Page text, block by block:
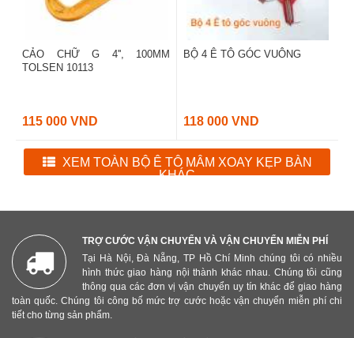
CẢO CHỮ G 4'', 100MM
TOLSEN 10113
115 000 VND
BỘ 4 Ê TÔ GÓC VUÔNG
118 000 VND
XEM TOÀN BỘ Ê TÔ MÂM XOAY KẸP BÀN
KHÁC
TRỢ CƯỚC VẬN CHUYỂN VÀ VẬN CHUYỂN MIỄN PHÍ
Tại Hà Nội, Đà Nẵng, TP Hồ Chí Minh chúng tôi có nhiều
hình thức giao hàng nội thành khác nhau. Chúng tôi cũng
thông qua các đơn vị vận chuyển uy tín khác để giao hàng
toàn quốc. Chúng tôi công bố mức trợ cước hoặc vận chuyển miễn phí chi
tiết cho từng sản phẩm.